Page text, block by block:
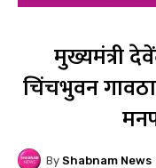
मुख्यमंत्री
चिंचभुवन
By Shabnam News